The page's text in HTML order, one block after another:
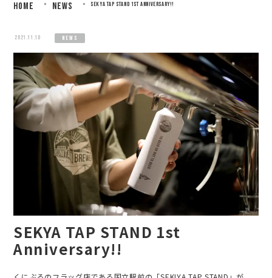
HOME > NEWS > SEKYA TAP STAND 1ST ANNIVERSARY!!
2021.11.10 news
SEKYA TAP STAND 1st
Anniversary!!